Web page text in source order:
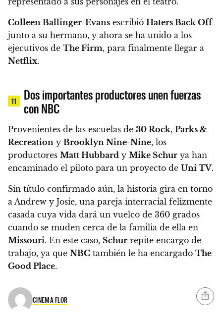
Colleen Ballinger-Evans escribió Haters Back Off
junto a su hermano, y ahora se ha unido a los
ejecutivos de The Firm, para finalmente llegar a
Netflix.
11
Dos importantes productores unen fuerzas
con NBC
Provenientes de las escuelas de 30 Rock, Parks &
Recreation y Brooklyn Nine-Nine, los
productores Matt Hubbard y Mike Schur ya han
encaminado el piloto para un proyecto de Uni TV.
Sin título confirmado aún, la historia gira en torno
a Andrew y Josie, una pareja interracial felizmente
casada cuya vida dará un vuelco de 360 grados
cuando se muden cerca de la familia de ella en
Missouri. En este caso, Schur repite encargo de
trabajo, ya que NBC también le ha encargado The
Good Place.
CINEMA FLOR